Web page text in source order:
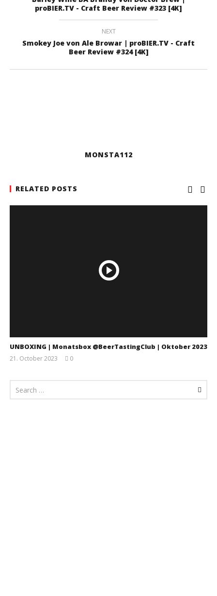
proBIER.TV - Craft Beer Review #323 [4K]
NEXT
Smokey Joe von Ale Browar | proBIER.TV - Craft
Beer Review #324 [4K]
MONSTA112
RELATED POSTS
UNBOXING | Monatsbox @BeerTastingClub | Oktober 2023
21. October 2023
0